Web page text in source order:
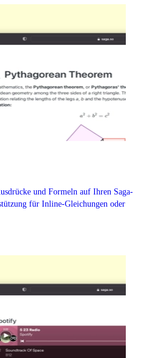
und Formeln auf Ihren Saga-
für Inline-Gleichungen oder